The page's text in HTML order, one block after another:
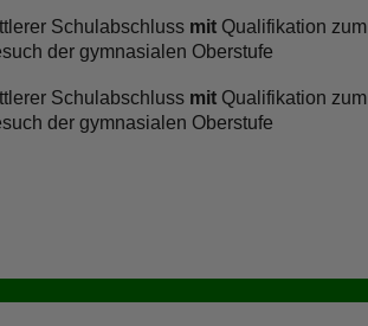
Schulabschluss mit Qualifikation zum
der gymnasialen Oberstufe
Schulabschluss mit Qualifikation zum
der gymnasialen Oberstufe